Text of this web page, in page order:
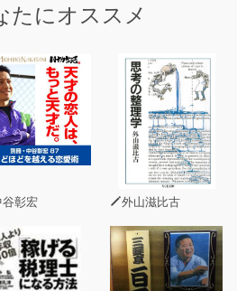
たにオススメ
谷彰宏 外山滋比古